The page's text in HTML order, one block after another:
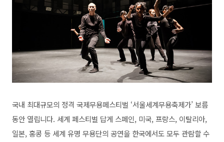
국내 최대규모의 정격 국제무용페스티벌 ‘서울세계무용축제가’ 보름
동안 열립니다. 세계 페스티벌 답게 스페인, 미국, 프랑스, 이탈리아,
일본, 홍콩 등 세계 유명 무용단의 공연을 한국에서도 모두 관람할 수